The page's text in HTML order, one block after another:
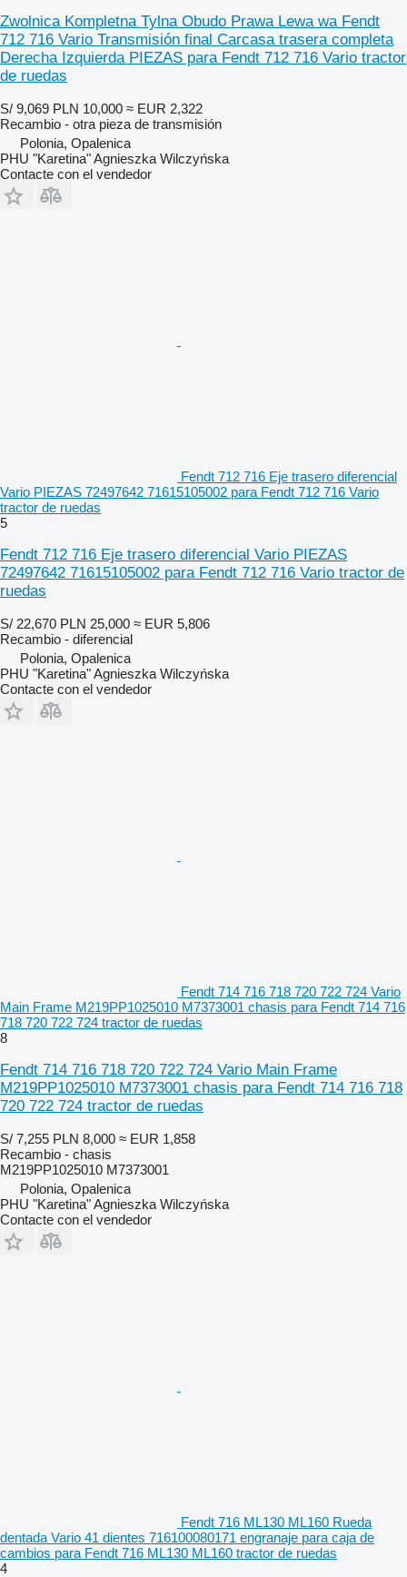
Zwolnica Kompletna Tylna Obudo Prawa Lewa wa Fendt
712 716 Vario Transmisión final Carcasa trasera completa
Derecha Izquierda PIEZAS para Fendt 712 716 Vario tractor
de ruedas
S/ 9,069 PLN 10,000 ≈ EUR 2,322
Recambio - otra pieza de transmisión
Polonia, Opalenica
PHU "Karetina" Agnieszka Wilczyńska
Contacte con el vendedor
Fendt 712 716 Eje trasero diferencial
Vario PIEZAS 72497642 71615105002 para Fendt 712 716 Vario
tractor de ruedas
5
Fendt 712 716 Eje trasero diferencial Vario PIEZAS
72497642 71615105002 para Fendt 712 716 Vario tractor de
ruedas
S/ 22,670 PLN 25,000 ≈ EUR 5,806
Recambio - diferencial
Polonia, Opalenica
PHU "Karetina" Agnieszka Wilczyńska
Contacte con el vendedor
Fendt 714 716 718 720 722 724 Vario
Main Frame M219PP1025010 M7373001 chasis para Fendt 714 716
718 720 722 724 tractor de ruedas
8
Fendt 714 716 718 720 722 724 Vario Main Frame
M219PP1025010 M7373001 chasis para Fendt 714 716 718
720 722 724 tractor de ruedas
S/ 7,255 PLN 8,000 ≈ EUR 1,858
Recambio - chasis
M219PP1025010 M7373001
Polonia, Opalenica
PHU "Karetina" Agnieszka Wilczyńska
Contacte con el vendedor
Fendt 716 ML130 ML160 Rueda
dentada Vario 41 dientes 716100080171 engranaje para caja de
cambios para Fendt 716 ML130 ML160 tractor de ruedas
4